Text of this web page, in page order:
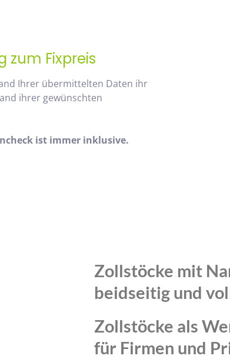
zum Fixpreis
Ihrer übermittelten Daten ihr
ihrer gewünschten
ist immer inklusive.
Zollstöcke mit
beidseitig und
Zollstöcke als
für Firmen und